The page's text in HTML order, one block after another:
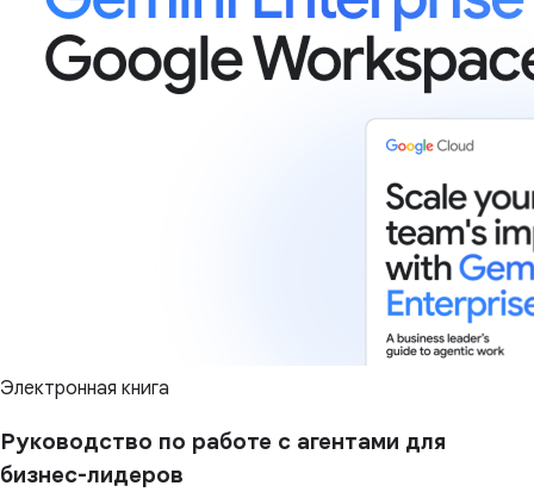
Электронная книга
Руководство по работе с агентами для
бизнес-лидеров